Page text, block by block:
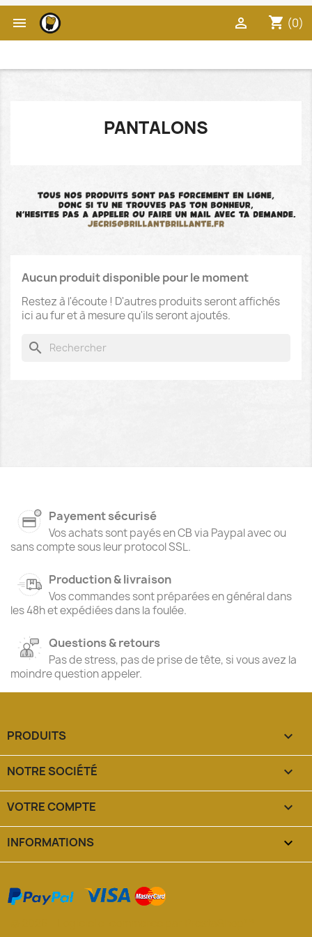
 shopping_cart (0)

PANTALONS
Aucun produit disponible pour le moment
Restez à l'écoute ! D'autres produits seront affichés
ici au fur et à mesure qu'ils seront ajoutés.
search
Payement sécurisé
Vos achats sont payés en CB via Paypal avec ou
sans compte sous leur protocol SSL.
Production & livraison
Vos commandes sont préparées en général dans
les 48h et expédiées dans la foulée.
Questions & retours
Pas de stress, pas de prise de tête, si vous avez la
moindre question appeler.
PRODUITS 
NOTRE SOCIÉTÉ 
VOTRE COMPTE 
INFORMATIONS keyboard_arrow_down